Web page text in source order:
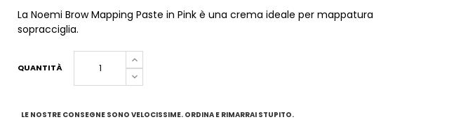
La Noemi Brow Mapping Paste in Pink è una crema ideale per mappatura
sopracciglia.
QUANTITÀ
LE NOSTRE CONSEGNE SONO VELOCISSIME. ORDINA E RIMARRAI STUPITO.